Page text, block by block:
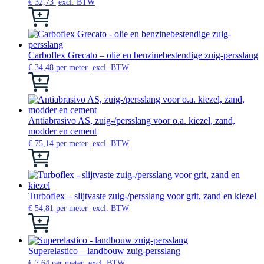
Deze
kan
gekozen
worden
op
de
€ 32,73 excl. BTW
Dit
heeft
meerdere
variaties.
Deze
optie
gekozen
worden
op
de
productpagina
Carboflex Grecato – olie en benzinebestendige zuig-persslang
€ 34,48 per meter excl. BTW
Dit
heeft
meerdere
variaties.
Deze
optie
kan
worden
op
de
productpagina
Antiabrasivo AS, zuig-/persslang voor o.a. kiezel, zand,
modder en cement
€ 75,14 per meter excl. BTW
Dit
heeft
meerdere
variaties.
Deze
optie
gekozen
worden
Turboflex – slijtvaste zuig-/persslang voor grit, zand en kiezel
€ 54,81 per meter excl. BTW
Dit
heeft
meerdere
variaties.
Superelastico – landbouw zuig-persslang